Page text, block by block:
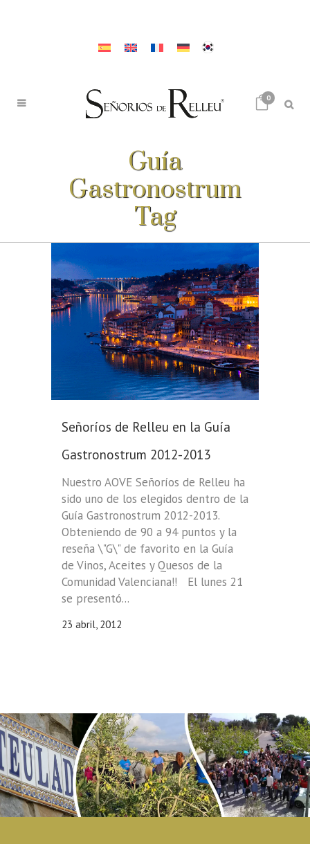
0
Guía
Gastronostrum
Tag
Señoríos de Relleu en la Guía
Gastronostrum 2012-2013
Nuestro AOVE Señoríos de Relleu ha
sido uno de los elegidos dentro de la
Guía Gastronostrum 2012-2013.
Obteniendo de 90 a 94 puntos y la
reseña \"G\" de favorito en la Guía
de Vinos, Aceites y Quesos de la
Comunidad Valenciana!! El lunes 21
se presentó...
23 abril, 2012